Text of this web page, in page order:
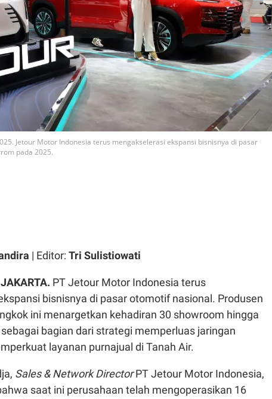
Jetour Motor Indonesia terus mengakselerasi ekspansi bisnisnya di pasar
pada 2025.
| Editor: Tri Sulistiowati
PT Jetour Motor Indonesia terus
bisnisnya di pasar otomotif nasional. Produsen
ini menargetkan kehadiran 30 showroom hingga
bagian dari strategi memperluas jaringan
layanan purnajual di Tanah Air.
Sales & Network DirectorPT Jetour Motor Indonesia,
saat ini perusahaan telah mengoperasikan 16